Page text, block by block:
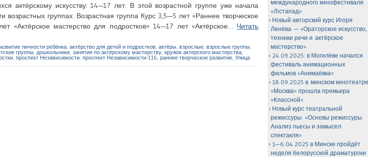
актёрскому искусству: 14—17 лет. В этой возрастной группе уже начала
возрастных группах: Возрастная группа Курс 3,5—5 лет «Раннее творческое
«Актёрское мастерство для подростков» 14—17 лет «Актёрское… Читать
личности ребёнка актёрство для детей и подростков актёры взрослые взрослые группы
группы дошкольники занятия по актёрскому мастерству кружок актерского мастерства
проспект Независимости проспект Независимости-116 ,раннее творческое развитие Улица
международного кинофестиваля
«Лiстапад»
Новый авторский курс Игоря
Ленёва — «Ораторское искусство,
техники речи и актёрское
мастерство»
24.09.2025: в Могилёве начался
фестиваль анимационных
фильмов «Анимаёвка»
18.09.2025 в минском
«Москва» прошла премьера
«Классной»
Новый курс театральной
режиссуры: «Основы режиссуры.
Анализ пьесы и замысел
спектакля»
1—6.04.2025 в Минске пройдёт
неделя белорусской драматургии